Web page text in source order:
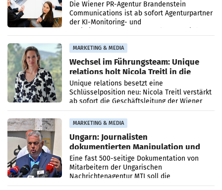
Die Wiener PR-Agentur Brandenstein
Communications ist ab sofort Agenturpartner
der KI-Monitoring- und
MARKETING & MEDIA
Wechsel im Führungsteam: Unique
relations holt Nicola Treitl in die
Geschäftsleitung
Unique relations besetzt eine
Schlüsselposition neu: Nicola Treitl verstärkt
ab sofort die Geschäftsleitung der Wiener
PR-Agentur an der Seite von Josef Kalina und
Anna Kalina-Mahr.
MARKETING & MEDIA
Ungarn: Journalisten
dokumentierten Manipulation und
Zensur
Eine fast 500-seitige Dokumentation von
Mitarbeitern der Ungarischen
Nachrichtenagentur MTI soll die
systematische Nachrichten-Manipulation und